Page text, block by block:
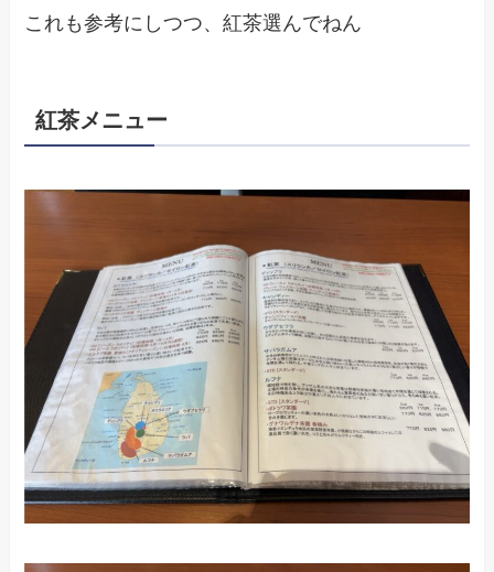
これも参考にしつつ、紅茶選んでねん
紅茶メニュー